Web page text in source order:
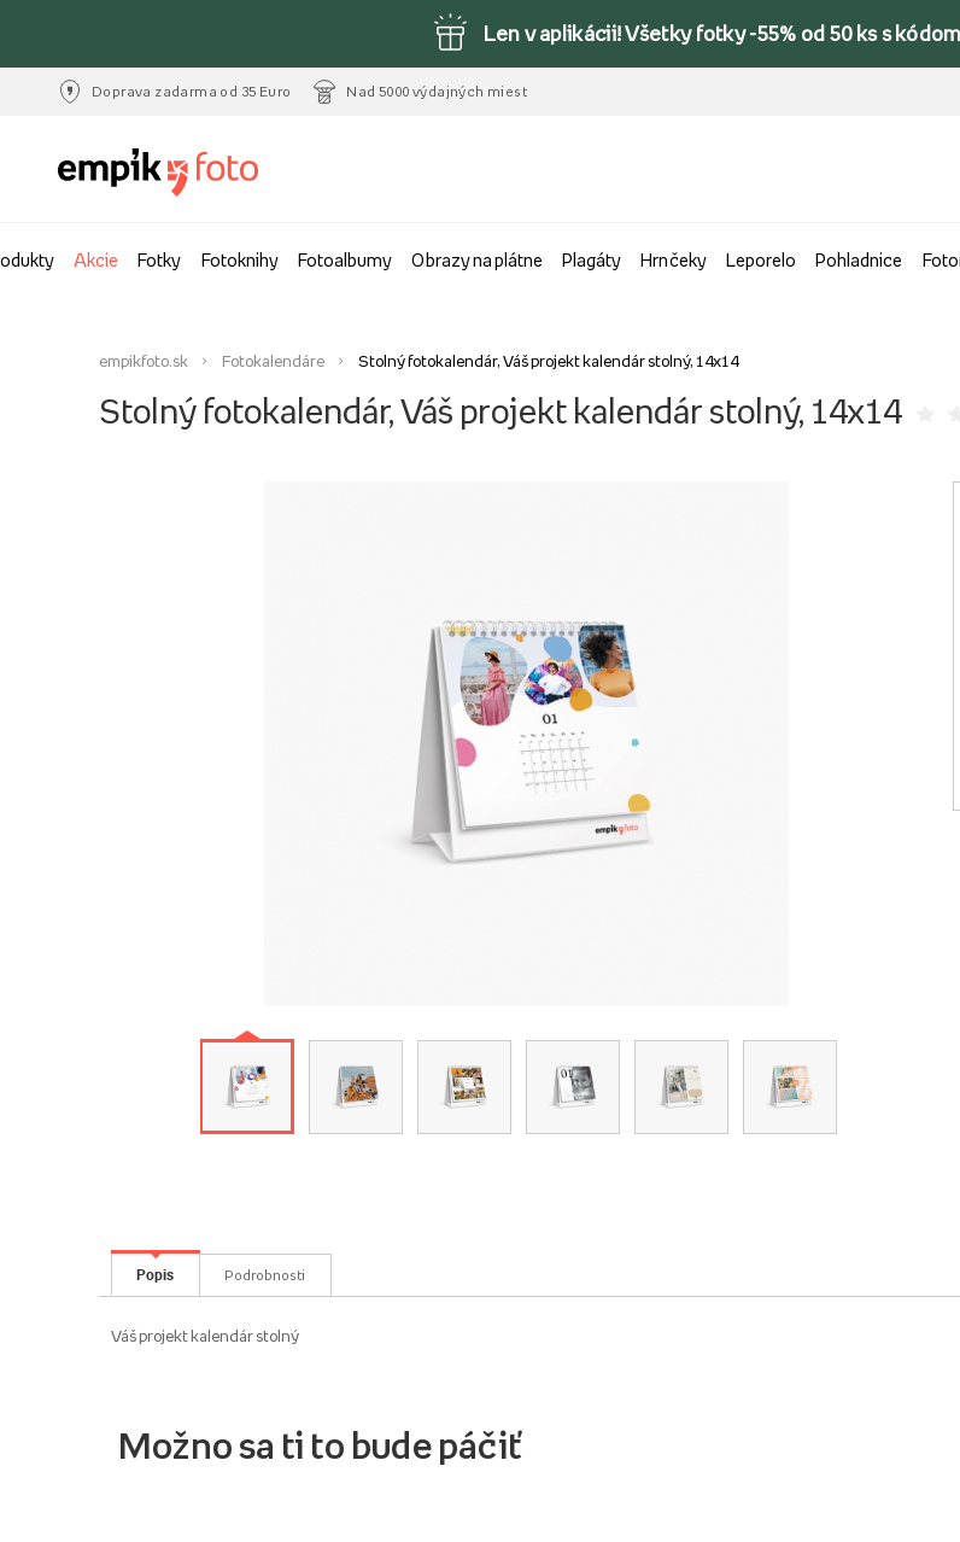
Len v aplikácii! Všetky fotky -55% od 50 ks s
Doprava zadarma od 35 Euro Nad 5000 výdajných miest
Akcie Fotky Fotoknihy Fotoalbumy Obrazy na plátne Plagáty Hrnčeky Leporelo Pohladnice
empikfoto.sk Fotokalendáre Stolný fotokalendár, Váš projekt kalendár stolný, 14x14
Stolný fotokalendár, Váš projekt kalendár stolný, 14x14
Popis Podrobnosti
Váš projekt kalendár stolný
Možno sa ti to bude páčiť